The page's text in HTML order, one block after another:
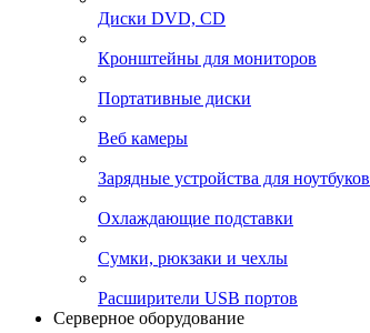
Диски DVD, CD
Кронштейны для мониторов
Портативные диски
Веб камеры
Зарядные устройства для ноутбуков
Охлаждающие подставки
Сумки, рюкзаки и чехлы
Расширители USB портов
Серверное оборудование